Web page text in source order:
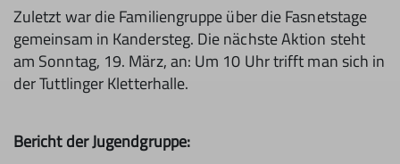
Zuletzt war die Familiengruppe über die Fasnetstage
gemeinsam in Kandersteg. Die nächste Aktion steht
am Sonntag, 19. März, an: Um 10 Uhr trifft man sich in
der Tuttlinger Kletterhalle.
Bericht der Jugendgruppe: